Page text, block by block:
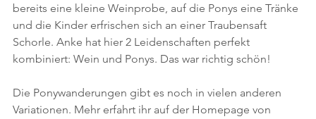
bereits eine kleine Weinprobe, auf die Ponys eine Tränke
und die Kinder erfrischen sich an einer Traubensaft
Schorle. Anke hat hier 2 Leidenschaften perfekt
kombiniert: Wein und Ponys. Das war richtig schön!
Die Ponywanderungen gibt es noch in vielen anderen
Variationen. Mehr erfahrt ihr auf der Homepage von